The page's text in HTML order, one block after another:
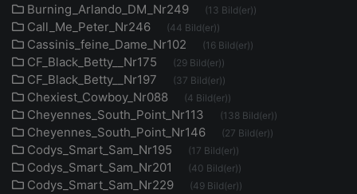
Burning_Arlando_DM_Nr249 (13 Bild(er))
Call_Me_Peter_Nr246 (44 Bild(er))
Cassinis_feine_Dame_Nr102 (16 Bild(er))
CF_Black_Betty__Nr175 (29 Bild(er))
CF_Black_Betty__Nr197 (37 Bild(er))
Chexiest_Cowboy_Nr088 (4 Bild(er))
Cheyennes_South_Point_Nr113 (138 Bild(er))
Cheyennes_South_Point_Nr146 (27 Bild(er))
Codys_Smart_Sam_Nr195 (17 Bild(er))
Codys_Smart_Sam_Nr201 (40 Bild(er))
Codys_Smart_Sam_Nr229 (49 Bild(er))